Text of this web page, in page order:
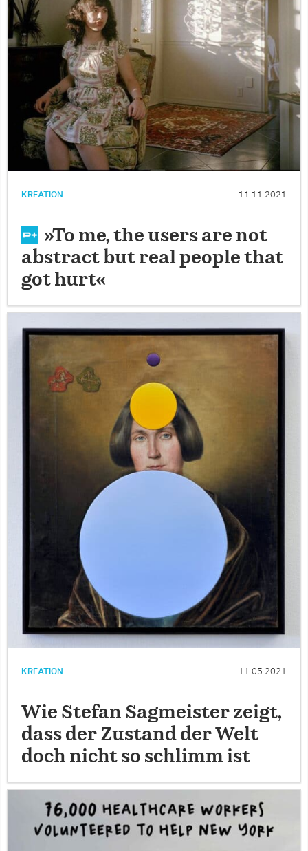
KREATION 11.11.2021
»To me, the users are not
abstract but real people that
got hurt«
KREATION 11.05.2021
Wie Stefan Sagmeister zeigt,
dass der Zustand der Welt
doch nicht so schlimm ist